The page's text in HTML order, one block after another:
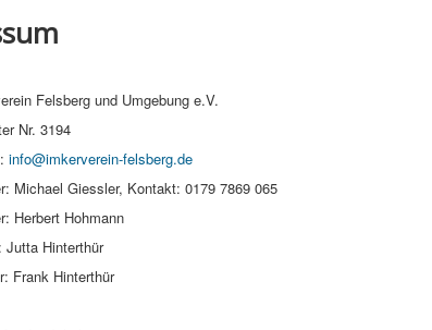
Felsberg und Umgebung e.V.
Nr. 3194
info@imkerverein-felsberg.de
Michael Giessler, Kontakt: 0179 7869 065
Herbert Hohmann
Jutta Hinterthür
Frank Hinterthür